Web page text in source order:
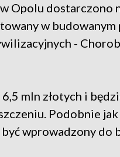
Opolu dostarczono
w budowanym
-
mln złotych i
Podobnie
wprowadzony do